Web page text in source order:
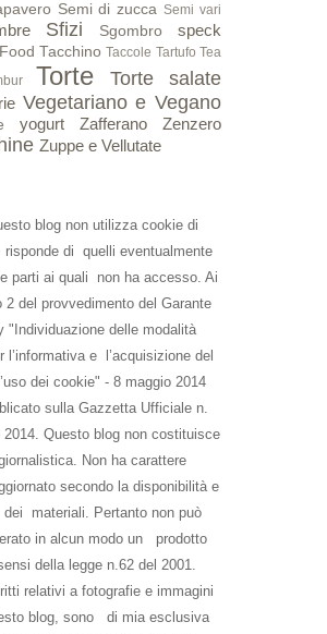
Semi di zucca Semi vari
Sfizi Sgombro
speck
Tacchino Taccole Tartufo Tea
Torte
Torte salate
Vegetariano e Vegano
yogurt Zafferano Zenzero
Zuppe e Vellutate
blog non utilizza cookie di
di quelli eventualmente
parti ai quali non ha accesso. Ai
2 del provvedimento del Garante
"Individuazione delle modalità
l’informativa e l’acquisizione del
dei cookie" - 8 maggio 2014
sulla Gazzetta Ufficiale n.
2014. Questo blog non costituisce
Non ha carattere
secondo la disponibilità e
dei materiali. Pertanto non può
in alcun modo un prodotto
della legge n.62 del 2001.
relativi a fotografie e immagini
blog, sono di mia esclusiva